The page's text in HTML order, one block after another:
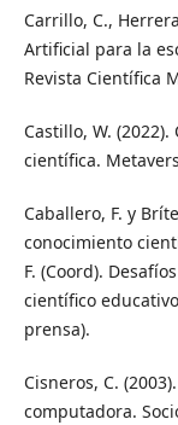
Carrillo, C.,
Artificial para la
Revista Científica
Castillo, W.
científica.
Caballero, F. y
conocimiento
F. (Coord).
científico
prensa).
Cisneros, C.
computadora.